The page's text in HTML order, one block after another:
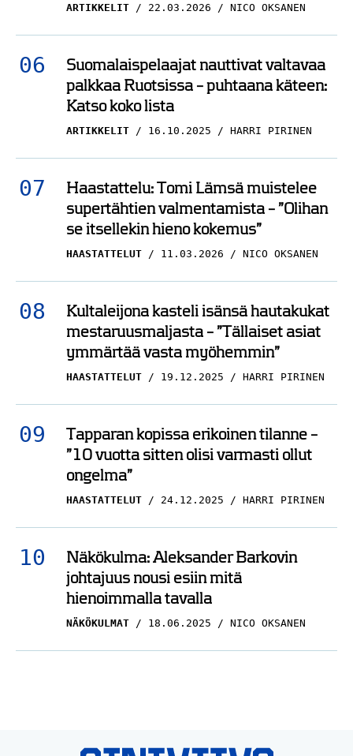
ARTIKKELIT 22.03.2026 NICO OKSANEN
Suomalaispelaajat nauttivat valtavaa
palkkaa Ruotsissa – puhtaana käteen:
Katso koko lista
ARTIKKELIT 16.10.2025 HARRI PIRINEN
Haastattelu: Tomi Lämsä muistelee
supertähtien valmentamista – ”Olihan
se itsellekin hieno kokemus”
HAASTATTELUT 11.03.2026 NICO OKSANEN
Kultaleijona kasteli isänsä hautakukat
mestaruusmaljasta – ”Tällaiset asiat
ymmärtää vasta myöhemmin”
HAASTATTELUT 19.12.2025 HARRI PIRINEN
Tapparan kopissa erikoinen tilanne –
”10 vuotta sitten olisi varmasti ollut
ongelma”
HAASTATTELUT 24.12.2025 HARRI PIRINEN
Näkökulma: Aleksander Barkovin
johtajuus nousi esiin mitä
hienoimmalla tavalla
NÄKÖKULMAT 18.06.2025 NICO OKSANEN